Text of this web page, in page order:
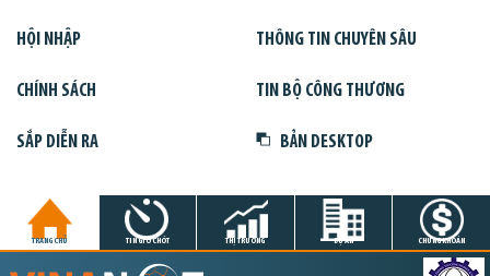
HỘI NHẬP THÔNG TIN CHUYÊN SÂU
CHÍNH SÁCH TIN BỘ CÔNG THƯƠNG
SẮP DIỄN RA BẢN DESKTOP
TRANG CHỦ TIN GIỜ CHÓT THỊ TRƯỜNG DỰ ÁN CHỨNG KHOÁN